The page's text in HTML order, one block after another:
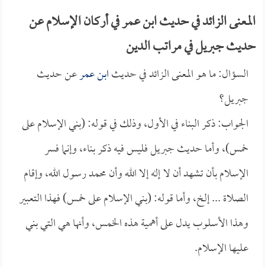
المعنى الزائد في حديث ابن عمر في أركان الإسلام عن
حديث جبريل في مراتب الدين
السؤال: ما هو المعنى الزائد في حديثابن عمرعن حديث
جبريل؟
الجواب: ذكر البناء في الأول، وذلك في قوله: (بني الإسلام على
خمس)، وأما حديث جبريل فليس فيه ذكر بناء، وإنما فسر
الإسلام بأن تشهد أن لا إله إلا الله وأن محمد رسول الله، وإقام
الصلاة ... إلخ، وأما قوله: (بني الإسلام على خمس) فهذا التعبير
وهذا الأسلوب يدل على أهمية هذه الخمس، وأنها هي التي بني
عليها الإسلام.